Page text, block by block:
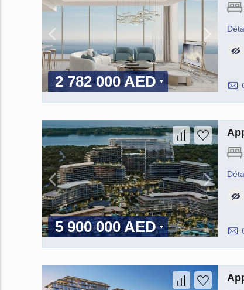
2 782 000 AED
5 900 000 AED